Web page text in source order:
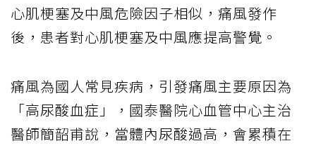
心肌梗塞及中風危險因子相似，痛風發作
後，患者對心肌梗塞及中風應提高警覺。
痛風為國人常見疾病，引發痛風主要原因為
「高尿酸血症」，國泰醫院心血管中心主治
醫師簡韶甫說，當體內尿酸過高，會累積在